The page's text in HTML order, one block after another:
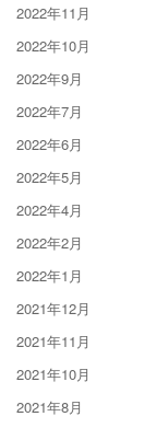
2022年11月
2022年10月
2022年9月
2022年7月
2022年6月
2022年5月
2022年4月
2022年2月
2022年1月
2021年12月
2021年11月
2021年10月
2021年8月